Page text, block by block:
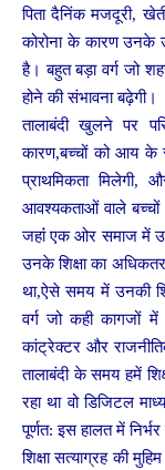
पिता दैनिंक मजदूरी,
कोरोना के कारण उनके
है। बहुत बड़ा वर्ग जो
होने की संभावना बढ़ेगी।
तालाबंदी खुलने पर
कारण,बच्चों को आय के
प्राथमिकता मिलेगी,
आवश्यकताओं वाले बच्चों
जहांं एक ओर समाज में
उनके शिक्षा का अधिकतर
था,ऐसे समय में उनकी
वर्ग जो कही कागजों
कांट्रेक्टर और
तालाबंदी के समय हमें
रहा था वो डिजिटल
पूर्णत: इस हालत में
शिक्षा सत्याग्रह की